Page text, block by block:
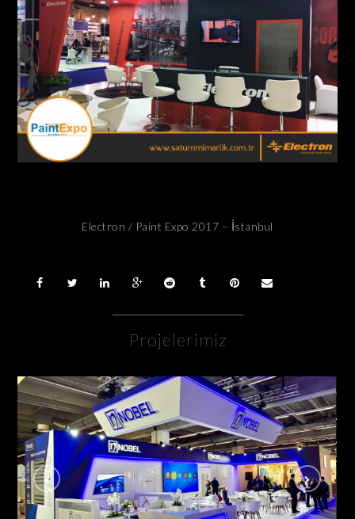
Electron / Paint Expo 2017 – İstanbul
Projelerimiz
Nobel İlaç / Cphi Fuarı Frankfurt – Almanya